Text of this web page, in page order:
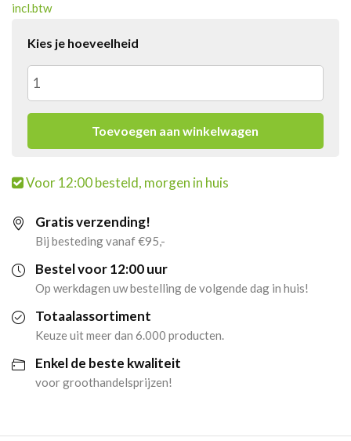
incl.btw
Kies je hoeveelheid
2x
Raak
Framboos
(6x
750ml)
aantal
Toevoegen aan winkelwagen
Voor 12:00 besteld, morgen in huis
Gratis verzending!
Bij besteding vanaf €95,-
Bestel voor 12:00 uur
Op werkdagen uw bestelling de volgende dag in huis!
Totaalassortiment
Keuze uit meer dan 6.000 producten.
Enkel de beste kwaliteit
voor groothandelsprijzen!